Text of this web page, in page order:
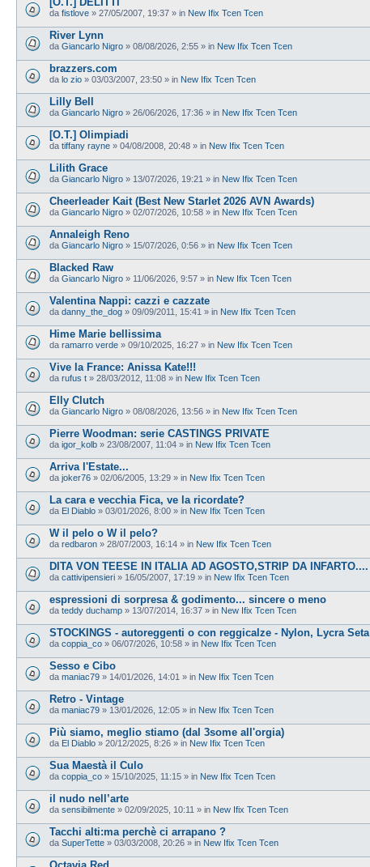
da fistlove » 27/05/2007, 19:37 » in New Ifix Tcen Tcen
River Lynn
da Giancarlo Nigro » 08/08/2026, 2:55 » in New Ifix Tcen Tcen
brazzers.com
da lo zio » 03/03/2007, 23:50 » in New Ifix Tcen Tcen
Lilly Bell
da Giancarlo Nigro » 26/06/2026, 17:36 » in New Ifix Tcen Tcen
[O.T.] Olimpiadi
da tiffany rayne » 04/08/2008, 20:48 » in New Ifix Tcen Tcen
Lilith Grace
da Giancarlo Nigro » 13/07/2026, 19:21 » in New Ifix Tcen Tcen
Cheerleader Kait (Best New Starlet 2026 AVN Awards)
da Giancarlo Nigro » 02/07/2026, 10:58 » in New Ifix Tcen Tcen
Annaleigh Reno
da Giancarlo Nigro » 15/07/2026, 0:56 » in New Ifix Tcen Tcen
Blacked Raw
da Giancarlo Nigro » 11/06/2026, 9:57 » in New Ifix Tcen Tcen
Valentina Nappi: cazzi e cazzate
da danny_the_dog » 09/09/2011, 15:41 » in New Ifix Tcen Tcen
Hime Marie bellissima
da ramarro verde » 09/10/2025, 16:27 » in New Ifix Tcen Tcen
Vive la France: Anissa Kate!!!
da rufus t » 28/03/2012, 11:08 » in New Ifix Tcen Tcen
Elly Clutch
da Giancarlo Nigro » 08/08/2026, 13:56 » in New Ifix Tcen Tcen
Pierre Woodman: serie CASTINGS PRIVATE
da igor_kolb » 23/08/2007, 11:04 » in New Ifix Tcen Tcen
Arriva l'Estate...
da joker76 » 02/06/2005, 13:29 » in New Ifix Tcen Tcen
La cara e vecchia Fica, ve la ricordate?
da El Diablo » 03/01/2026, 8:00 » in New Ifix Tcen Tcen
W il pelo o W il pelo?
da redbaron » 28/07/2003, 16:14 » in New Ifix Tcen Tcen
DITA VON TEESE IN ITALIA AD AGOSTO,STRIP DA INFARTO....
da cattivipensieri » 16/05/2007, 17:19 » in New Ifix Tcen Tcen
espressioni di sorpresa & godimento... sincere o meno
da teddy duchamp » 13/07/2014, 16:37 » in New Ifix Tcen Tcen
STOCKINGS - autoreggenti o con reggicalze - Nylon, Lycra Seta
da coppia_co » 06/07/2026, 10:58 » in New Ifix Tcen Tcen
Sesso e Cibo
da maniac79 » 14/01/2026, 14:01 » in New Ifix Tcen Tcen
Retro - Vintage
da maniac79 » 13/01/2026, 12:05 » in New Ifix Tcen Tcen
Più siamo, meglio stiamo (dal 3some all'orgia)
da El Diablo » 20/12/2025, 8:26 » in New Ifix Tcen Tcen
Sua Maestà il Culo
da coppia_co » 15/10/2025, 11:15 » in New Ifix Tcen Tcen
il nudo nell’arte
da sensibilmente » 02/09/2025, 10:11 » in New Ifix Tcen Tcen
Tacchi alti:ma perchè ci arrapano ?
da SuperTette » 03/03/2008, 20:26 » in New Ifix Tcen Tcen